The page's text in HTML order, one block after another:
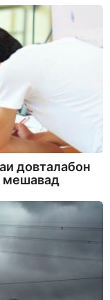
довталабон
мешавад